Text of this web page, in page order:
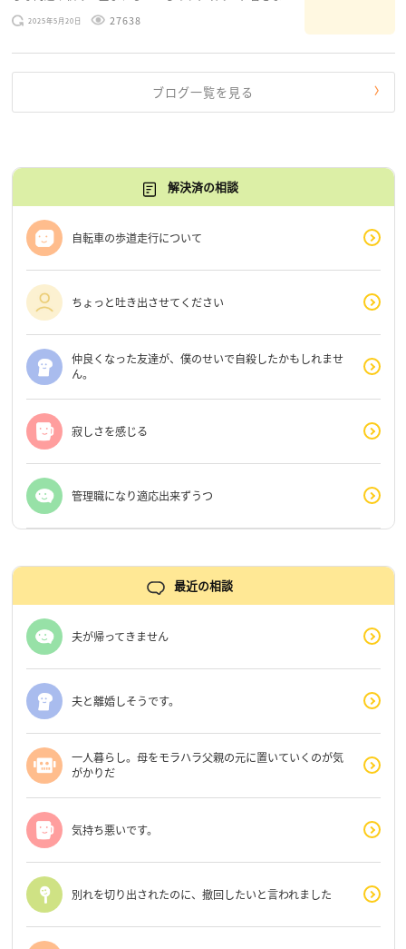
のお悩みを読みながら 「みんな、もがいてる。わたし
だけじゃないんだな」と、逆に励まされるような日々で
2025年5月20日 27638
ブログ一覧を見る
解決済の相談
自転車の歩道走行について
ちょっと吐き出させてください
仲良くなった友達が、僕のせいで自殺したかもしれませ
ん。
寂しさを感じる
管理職になり適応出来ずうつ
最近の相談
夫が帰ってきません
夫と離婚しそうです。
一人暮らし。母をモラハラ父親の元に置いていくのが気
がかりだ
気持ち悪いです。
別れを切り出されたのに、撤回したいと言われました